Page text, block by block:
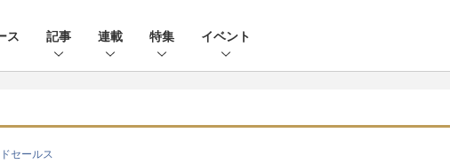
ス 記事 連載 特集 イベント
セールス